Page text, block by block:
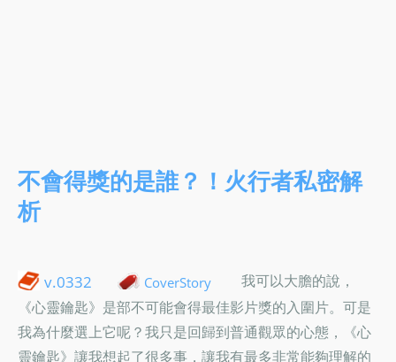
不會得獎的是誰？！火行者私密解
析
v.0332 CoverStory
我可以大膽的說，
《心靈鑰匙》是部不可能會得最佳影片獎的入圍片。可是
我為什麼選上它呢？我只是回歸到普通觀眾的心態，《心
靈鑰匙》讓我想起了很多事，讓我有最多非常能夠理解的